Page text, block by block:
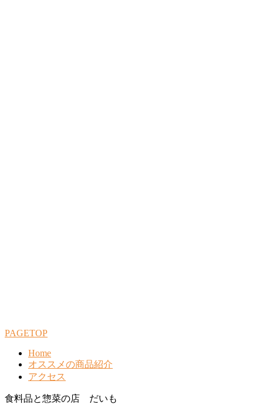
PAGETOP
Home
オススメの商品紹介
アクセス
食料品と惣菜の店 だいも